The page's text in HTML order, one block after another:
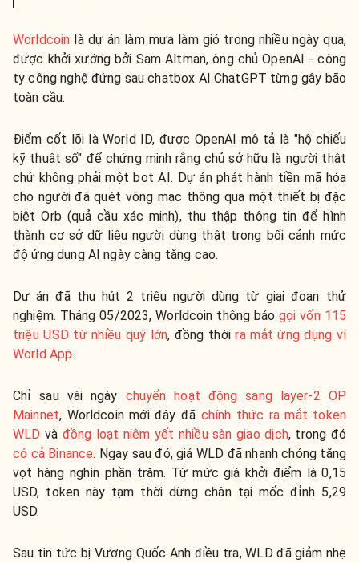
Worldcoin là dự án làm mưa làm gió trong nhiều ngày qua,
được khởi xướng bởi Sam Altman, ông chủ OpenAI - công
ty công nghệ đứng sau chatbox AI ChatGPT từng gây bão
toàn cầu.
Điểm cốt lõi là World ID, được OpenAI mô tả là "hộ chiếu
kỹ thuật số" để chứng minh rằng chủ sở hữu là người thật
chứ không phải một bot AI. Dự án phát hành tiền mã hóa
cho người đã quét võng mạc thông qua một thiết bị đặc
biệt Orb (quả cầu xác minh), thu thập thông tin để hình
thành cơ sở dữ liệu người dùng thật trong bối cảnh mức
độ ứng dụng AI ngày càng tăng cao.
Dự án đã thu hút 2 triệu người dùng từ giai đoạn thử
nghiệm. Tháng 05/2023, Worldcoin thông báogọi vốn 115
triệu USD từ nhiều quỹ lớn, đồng thờira mắt ứng dụng ví
World App.
Chỉ sau vài ngày chuyển hoạt động sang layer-2 OP
Mainnet, Worldcoin mới đây đã chính thức ra mắt token
WLD và đồng loạt niêm yết nhiều sàn giao dịch, trong đó
có cả Binance. Ngay sau đó, giá WLD đã nhanh chóng tăng
vọt hàng nghìn phần trăm. Từ mức giá khởi điểm là 0,15
USD, token này tạm thời dừng chân tại mốc đỉnh 5,29
USD.
Sau tin tức bị Vương Quốc Anh điều tra, WLD đã giảm nhẹ